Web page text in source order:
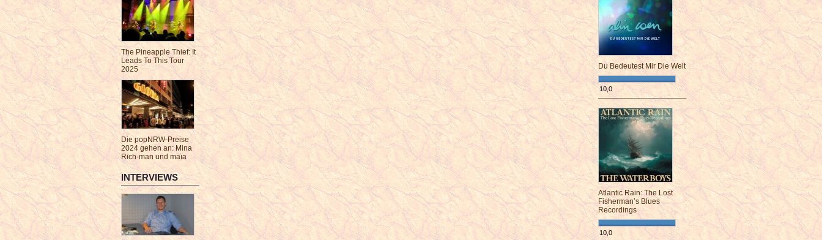
The Pineapple Thief: It
Leads To This Tour
2025
Die popNRW-Preise
2024 gehen an: Mina
Rich-man und maïa
INTERVIEWS
Du Bedeutest Mir Die Welt
10,0
¯¯¯¯¯¯¯¯¯¯¯¯¯¯¯¯¯¯¯¯¯¯¯¯
Atlantic Rain: The Lost
Fisherman’s Blues
Recordings
10,0